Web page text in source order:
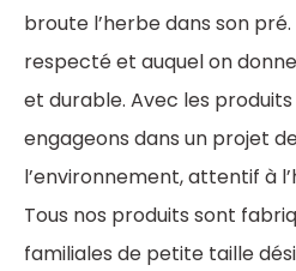
broute l’herbe dans son pré.
respecté et auquel on
et durable. Avec les produits
engageons dans un projet
l’environnement, attentif à
Tous nos produits sont
familiales de petite taille